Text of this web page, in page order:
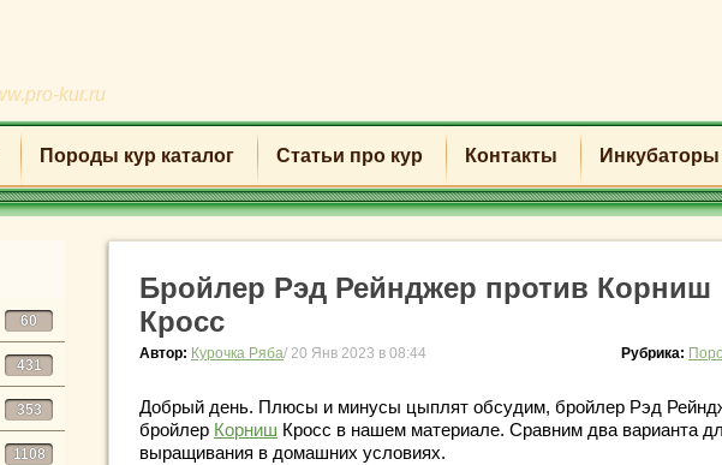
kur.ru
Породы кур каталог Статьи про кур Контакты Инкубаторы
60
431
353
1108
Бройлер Рэд Рейнджер против Корниш
Кросс
Автор: Курочка Ряба/ 20 Янв 2023 в 08:44 Рубрика:
Добрый день. Плюсы и минусы цыплят обсудим, бройлер Рэд
бройлер Корниш Кросс в нашем материале. Сравним два варианта
выращивания в домашних условиях.